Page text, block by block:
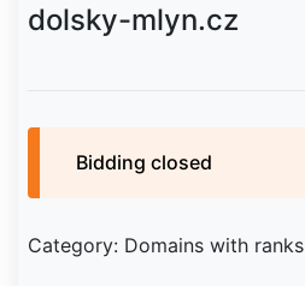
dolsky-mlyn.cz
Bidding closed
Category: Domains with ranks